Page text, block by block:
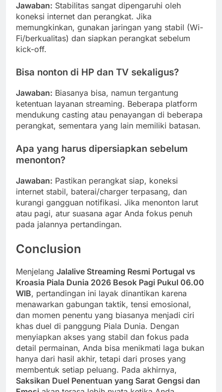
Jawaban: Stabilitas sangat dipengaruhi oleh
koneksi internet dan perangkat. Jika
memungkinkan, gunakan jaringan yang stabil (Wi-
Fi/berkualitas) dan siapkan perangkat sebelum
kick-off.
Bisa nonton di HP dan TV sekaligus?
Jawaban: Biasanya bisa, namun tergantung
ketentuan layanan streaming. Beberapa platform
mendukung casting atau penayangan di beberapa
perangkat, sementara yang lain memiliki batasan.
Apa yang harus dipersiapkan sebelum
menonton?
Jawaban: Pastikan perangkat siap, koneksi
internet stabil, baterai/charger terpasang, dan
kurangi gangguan notifikasi. Jika menonton larut
atau pagi, atur suasana agar Anda fokus penuh
pada jalannya pertandingan.
Conclusion
Menjelang Jalalive Streaming Resmi Portugal vs
Kroasia Piala Dunia 2026 Besok Pagi Pukul 06.00
WIB, pertandingan ini layak dinantikan karena
menawarkan gabungan taktik, tensi emosional,
dan momen penentu yang biasanya menjadi ciri
khas duel di panggung Piala Dunia. Dengan
menyiapkan akses yang stabil dan fokus pada
detail permainan, Anda bisa menikmati laga bukan
hanya dari hasil akhir, tetapi dari proses yang
membentuk setiap peluang. Pada akhirnya,
Saksikan Duel Penentuan yang Sarat Gengsi dan